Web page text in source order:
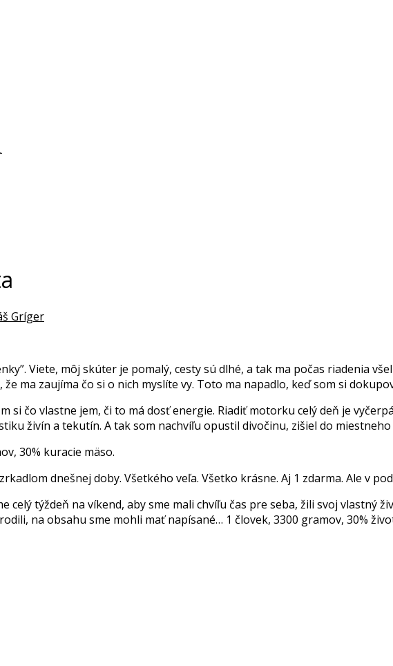
Gríger
Viete, môj skúter je pomalý, cesty sú dlhé, a tak ma počas riadenia
ma zaujíma čo si o nich myslíte vy. Toto ma napadlo, keď som si
si čo vlastne jem, či to má dosť energie. Riadiť motorku celý deň je
živín a tekutín. A tak som nachvíľu opustil divočinu, zišiel do
30% kuracie mäso.
dnešnej doby. Všetkého veľa. Všetko krásne. Aj 1 zdarma. Ale v
celý týždeň na víkend, aby sme mali chvíľu čas pre seba, žili svoj vlastný
na obsahu sme mohli mať napísané… 1 človek, 3300 gramov, 30%